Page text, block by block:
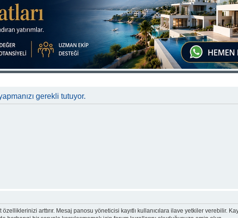
gerekli tutuyor.
arttırır. Mesaj panosu yöneticisi kayıtlı kullanıcılara ilave yetkiler verebilir.